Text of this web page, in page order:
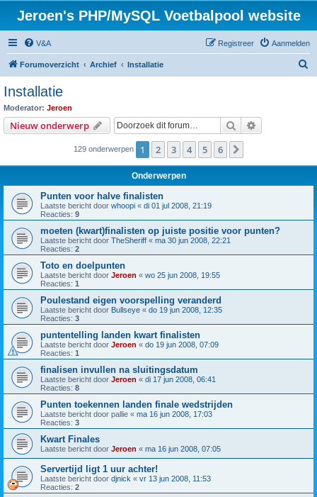
Jeroen's PHP/MySQL Voetbalpool website
V&A Aanmelden
Registreer
Forumoverzicht Archief Installatie
Installatie
Moderator: Jeroen
Nieuw onderwerp Zoek
129 onderwerpen 1 2 3 4 5 6
Onderwerpen
Punten voor halve finalisten
Laatste bericht door whoopi « di 01 jul 2008, 21:19
Reacties: 9
moeten (kwart)finalisten op juiste positie voor punten?
Laatste bericht door TheSheriff « ma 30 jun 2008, 22:21
Reacties: 2
Toto en doelpunten
Laatste bericht door Jeroen « wo 25 jun 2008, 19:55
Reacties: 1
Poulestand eigen voorspelling veranderd
Laatste bericht door Bullseye « do 19 jun 2008, 12:35
Reacties: 3
puntentelling landen kwart finalisten
Laatste bericht door Jeroen « do 19 jun 2008, 07:09
Reacties: 1
finalisen invullen na sluitingsdatum
Laatste bericht door Jeroen « di 17 jun 2008, 06:41
Reacties: 8
Punten toekennen landen finale wedstrijden
Laatste bericht door pallie « ma 16 jun 2008, 17:03
Reacties: 3
Kwart Finales
Laatste bericht door Jeroen « ma 16 jun 2008, 07:05
Servertijd ligt 1 uur achter!
Laatste bericht door djnick « vr 13 jun 2008, 11:53
Reacties: 2